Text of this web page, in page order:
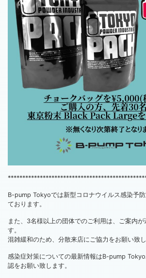
B-pump Tokyoでは新型コロナウイルス感染予
ております。
また、3名様以上の団体でのご利用は、ご案内が
す。
混雑緩和のため、分散来店にご協力をお願い致し
感染症対策についての最新情報はB-pump
認をお願い致します。